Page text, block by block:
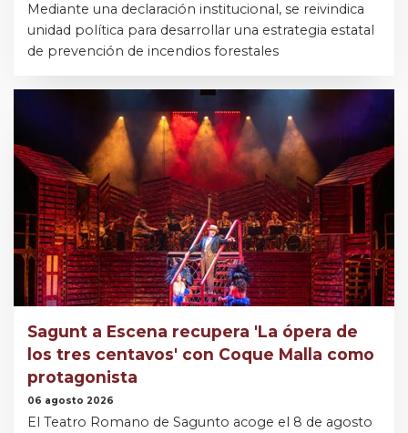
Mediante una declaración institucional, se reivindica
unidad política para desarrollar una estrategia estatal
de prevención de incendios forestales
Sagunt a Escena recupera 'La ópera de
los tres centavos' con Coque Malla como
protagonista
06 agosto 2026
El Teatro Romano de Sagunto acoge el 8 de agosto